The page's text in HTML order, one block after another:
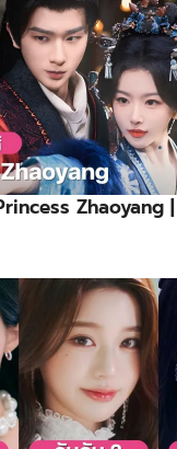
Zhaoyang